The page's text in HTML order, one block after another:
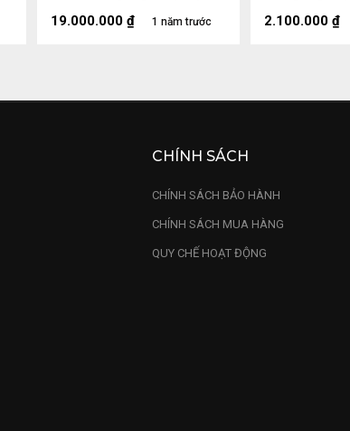
1 năm trước
19.000.000 ₫ 2.100.000 ₫
CHÍNH SÁCH
CHÍNH SÁCH BẢO HÀNH
CHÍNH SÁCH MUA HÀNG
QUY CHẾ HOẠT ĐỘNG